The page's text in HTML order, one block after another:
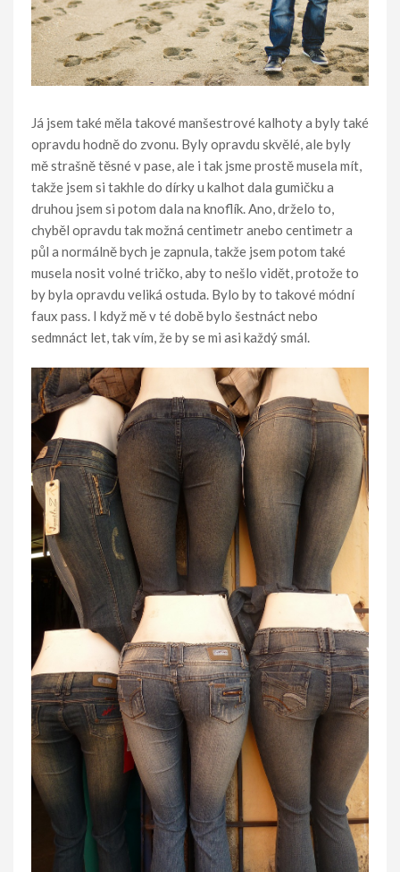
Já jsem také měla takové manšestrové kalhoty a byly také
opravdu hodně do zvonu. Byly opravdu skvělé, ale byly
mě strašně těsné v pase, ale i tak jsme prostě musela mít,
takže jsem si takhle do dírky u kalhot dala gumičku a
druhou jsem si potom dala na knoflík. Ano, drželo to,
chyběl opravdu tak možná centimetr anebo centimetr a
půl a normálně bych je zapnula, takže jsem potom také
musela nosit volné tričko, aby to nešlo vidět, protože to
by byla opravdu veliká ostuda. Bylo by to takové módní
faux pass. I když mě v té době bylo šestnáct nebo
sedmnáct let, tak vím, že by se mi asi každý smál.